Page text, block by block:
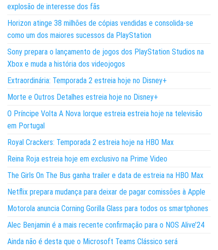
explosão de interesse dos fãs
Horizon atinge 38 milhões de cópias vendidas e consolida-se
como um dos maiores sucessos da PlayStation
Sony prepara o lançamento de jogos dos PlayStation Studios na
Xbox e muda a história dos videojogos
Extraordinária: Temporada 2 estreia hoje no Disney+
Morte e Outros Detalhes estreia hoje no Disney+
O Príncipe Volta A Nova Iorque estreia estreia hoje na televisão
em Portugal
Royal Crackers: Temporada 2 estreia hoje na HBO Max
Reina Roja estreia hoje em exclusivo na Prime Video
The Girls On The Bus ganha trailer e data de estreia na HBO Max
Netflix prepara mudança para deixar de pagar comissões à Apple
Motorola anuncia Corning Gorilla Glass para todos os smartphones
Alec Benjamin é a mais recente confirmação para o NOS Alive’24
Ainda não é desta que o Microsoft Teams Clássico será